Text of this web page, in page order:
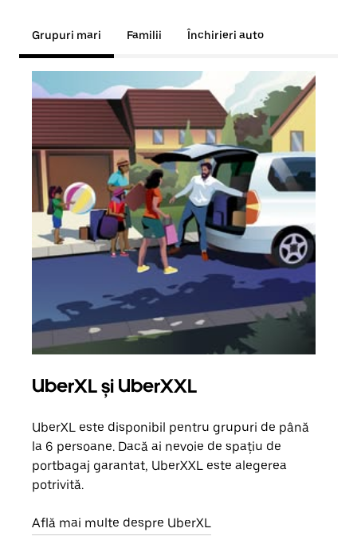
Grupuri mari Familii Închirieri auto
UberXL și UberXXL
UberXL este disponibil pentru grupuri de până
la 6 persoane. Dacă ai nevoie de spațiu de
portbagaj garantat, UberXXL este alegerea
potrivită.
Află mai multe despre UberXL